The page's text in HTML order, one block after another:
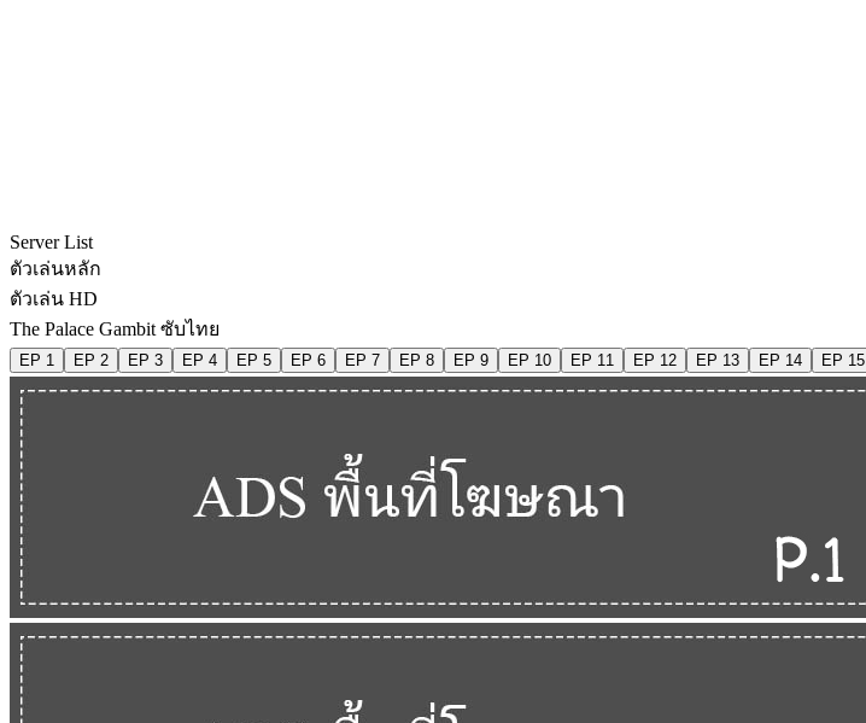
Server List
ตัวเล่นหลัก
ตัวเล่น HD
The Palace Gambit ซับไทย
EP 1 EP 2 EP 3 EP 4 EP 5 EP 6 EP 7 EP 8 EP 9 EP 10 EP 11 EP 12 EP 13 EP 14 EP 15